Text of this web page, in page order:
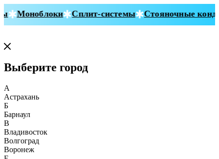
Моноблоки Сплит-системы Стояночные
Выберите город
А
Астрахань
Б
Барнаул
В
Владивосток
Волгоград
Воронеж